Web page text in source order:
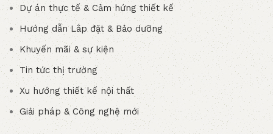
Dự án thực tế & Cảm hứng thiết kế
Hướng dẫn Lắp đặt & Bảo dưỡng
Khuyến mãi & sự kiện
Tin tức thị trường
Xu hướng thiết kế nội thất
Giải pháp & Công nghệ mới